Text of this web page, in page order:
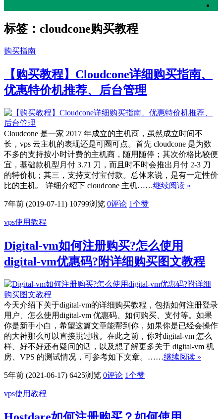
标签：cloudcone购买教程
购买指南
【购买教程】Cloudcone详细购买指南、
优惠特价机推荐、后台管理
Cloudcone 是一家 2017 年成立的主机商，虽然成立时间不
长，vps 云主机的表现还是可圈可点。首先 cloudcone 是为数
不多的支持按小时计费的主机商，随用随停；其次价格比较便
宜，基础款机型月付 3.71 刀，而且时不时会推出月付 2-3 刀
的特价机；其三，支持支付宝付款。总体来说，是有一定性价
比的主机。 详细介绍下 cloudcone 主机……继续阅读 »
7年前 (2019-07-11) 10799浏览 0评论 1个赞
vps使用教程
Digital-vm如何注册购买?怎么使用
digital-vm优惠码?附详细购买图文教程
今天介绍下关于digital-vm的详细购买教程，包括如何注册登录
用户、怎么使用digital-vm 优惠码、如何购买、支付等。如果
你是新手小白，希望这篇文章能帮到你，如果你是已经会操作
的大神那么可以直接跳过啦。在此之前，你对digital-vm 怎么
样、好不好还有疑问的话，以及想了解更多关于 digital-vm 机
房、VPS 的测试情况，可参考如下文章。……继续阅读 »
5年前 (2021-06-17) 6425浏览 0评论 1个赞
vps使用教程